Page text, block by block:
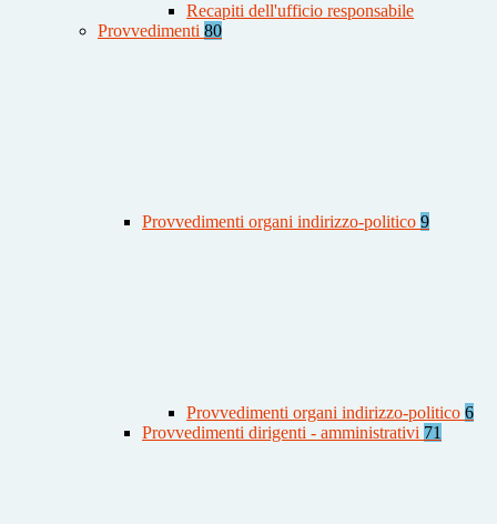
Recapiti dell'ufficio responsabile
Provvedimenti 80
Provvedimenti organi indirizzo-politico 9
Provvedimenti organi indirizzo-politico 6
Provvedimenti dirigenti - amministrativi 71